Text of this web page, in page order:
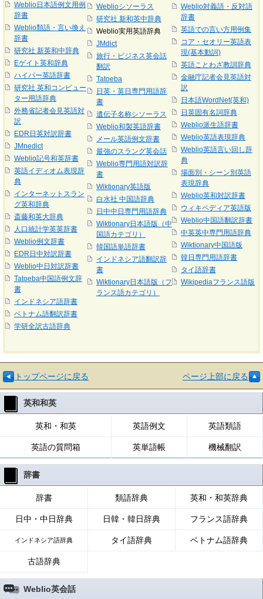
Weblio日本語例文用例
辞書
Weblio類語・言い換え
辞書
研究社 新英和中辞典
Eゲイト英和辞典
ハイパー英語辞書
研究社 英和コンピュー
ター用語辞典
外務省記者会見英語対
訳
EDR日英対訳辞書
JMnedict
Weblio記号和英辞書
英語イディオム表現辞
典
インターネットスラン
グ英和辞典
斎藤和英大辞典
人口統計学英英辞書
Weblio例文辞書
EDR日中対訳辞書
Weblio中日対訳辞書
Tatoeba中国語例文辞
書
インドネシア語辞書
ベトナム語翻訳辞書
学研全訳古語辞典
Weblioシソーラス
研究社 新和英中辞典
Weblio実用英語辞典
JMdict
旅行・ビジネス英会話
翻訳
Tatoeba
日英・英日専門用語辞
書
遺伝子名称シソーラス
Weblio和製英語辞書
メール英語例文辞書
最強のスラング英会話
Weblio専門用語対訳辞
書
Wiktionary英語版
白水社 中国語辞典
日中中日専門用語辞典
Wiktionary日本語版（中
国語カテゴリ）
韓国語単語辞書
インドネシア語翻訳辞
書
Wiktionary日本語版（フ
ランス語カテゴリ）
Weblio対義語・反対語
辞書
英語での言い方用例集
コア・セオリー英語表
現(基本動詞)
英語ことわざ教訓辞典
金融庁記者会見英語対
訳
日本語WordNet(英和)
日英固有名詞辞典
Weblio派生語辞書
Weblio英語表現辞典
Weblio英語言い回し辞
典
場面別・シーン別英語
表現辞典
Weblio英和対訳辞書
ウィキペディア英語版
Weblio中国語翻訳辞書
中英英中専門用語辞典
Wiktionary中国語版
韓日専門用語辞書
タイ語辞書
Wikipediaフランス語版
トップページに戻る ページ上部に戻る
英和和英
英和・和英 英語例文 英語類語
英語の質問箱 英単語帳 機械翻訳
辞書
辞書 類語辞典 英和・和英辞典
日中・中日辞典 日韓・韓日辞典 フランス語辞典
インドネシア語辞典 タイ語辞典 ベトナム語辞典
古語辞典
Weblio英会話